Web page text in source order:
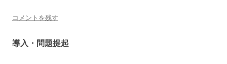
コメントを残す
導入・問題提起